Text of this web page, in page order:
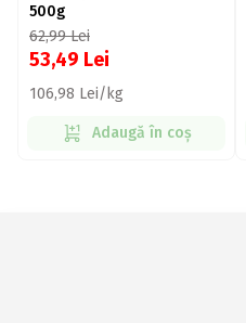
500g
62,99Lei
53,49 Lei
106,98 Lei/kg
Adaugă în coș